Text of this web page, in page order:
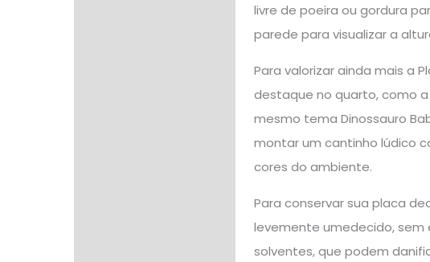
livre de poeira ou gordura
parede para visualizar a
Para valorizar ainda mais a
destaque no quarto, como
mesmo tema Dinossauro
montar um cantinho lúdico
cores do ambiente.
Para conservar sua placa
levemente umedecido, sem
solventes, que podem